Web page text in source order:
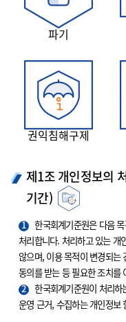
파기
권익침해구제
제1조 개인정보의
기간)
1
한국회계기준원은 다음
처리합니다. 처리하고 있는 개
않으며, 이용 목적이 변경되는
동의를 받는 등 필요한 조치를
2
한국회계기준원이 처리하
운영 근거, 수집하는 개인정보